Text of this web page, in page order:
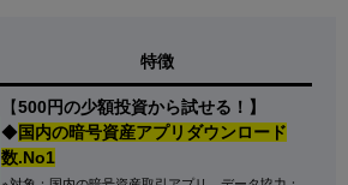
特徴
【500円の少額投資から試せる！】
◆国内の暗号資産アプリダウンロード
数.No1